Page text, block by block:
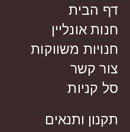
דף הבית
חנות אונליין
חנויות משווקות
צור קשר
סל קניות
תקנון ותנאים